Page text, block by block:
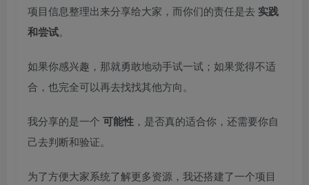
项目信息整理出来分享给大家，而你们的责任是去 实践
和尝试。
如果你感兴趣，那就勇敢地动手试一试；如果觉得不适
合，也完全可以再去找找其他方向。
我分享的是一个 可能性 ，是否真的适合你，还需要你自
己去判断和验证。
为了方便大家系统了解更多资源，我还搭建了一个项目